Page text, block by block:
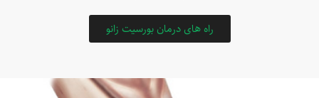
قرمزی و کبودی پوست
راه های درمان بورسیت زانو